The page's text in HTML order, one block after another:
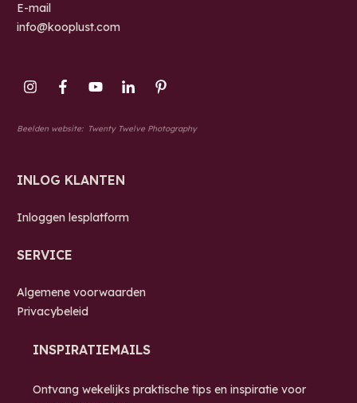
E-mail
info@kooplust.com
Beelden website: Twenty Twelve Photography
INLOG KLANTEN
Inloggen lesplatform
SERVICE
Algemene voorwaarden
Privacybeleid
INSPIRATIEMAILS
Ontvang wekelijks praktische tips en inspiratie voor